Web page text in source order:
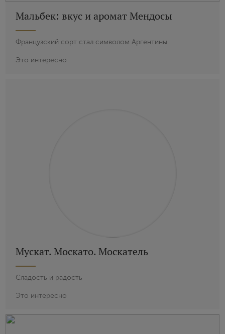
Мальбек: вкус и аромат Мендосы
Французский сорт стал символом Аргентины
Это интересно
Мускат. Москато. Москатель
Сладость и радость
Это интересно